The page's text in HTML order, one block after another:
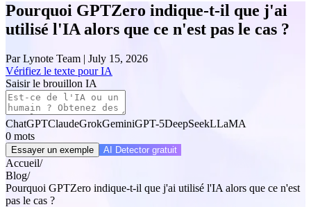
Pourquoi GPTZero indique-t-il que j'ai
utilisé l'IA alors que ce n'est pas le cas ?
Par Lynote Team | July 15, 2026
Vérifiez le texte pour IA
Saisir le brouillon IA
ChatGPTClaudeGrokGeminiGPT-5DeepSeekLLaMA
0 mots
Essayer un exemple AI Detector gratuit
Accueil/
Blog/
Pourquoi GPTZero indique-t-il que j'ai utilisé l'IA alors que ce n'est
pas le cas ?